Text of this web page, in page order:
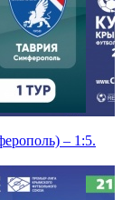
– 1:5.